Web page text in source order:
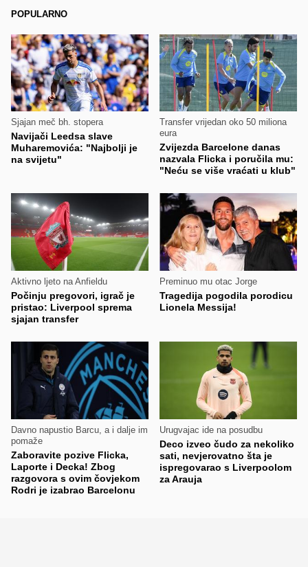
POPULARNO
Sjajan meč bh. stopera
Navijači Leedsa slave
Muharemovića: "Najbolji je
na svijetu"
Transfer vrijedan oko 50 miliona
eura
Zvijezda Barcelone danas
nazvala Flicka i poručila mu:
"Neću se više vraćati u klub"
Aktivno ljeto na Anfieldu
Počinju pregovori, igrač je
pristao: Liverpool sprema
sjajan transfer
Preminuo mu otac Jorge
Tragedija pogodila porodicu
Lionela Messija!
Davno napustio Barcu, a i dalje im
pomaže
Zaboravite pozive Flicka,
Laporte i Decka! Zbog
razgovora s ovim čovjekom
Rodri je izabrao Barcelonu
Urugvajac ide na posudbu
Deco izveo čudo za nekoliko
sati, nevjerovatno šta je
ispregovarao s Liverpoolom
za Arauja